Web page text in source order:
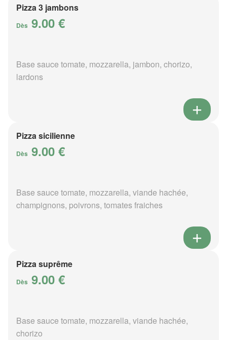
Pizza 3 jambons
Dès 9.00 €
Base sauce tomate, mozzarella, jambon, chorizo,
lardons
Pizza sicilienne
Dès 9.00 €
Base sauce tomate, mozzarella, viande hachée,
champignons, poivrons, tomates fraiches
Pizza suprême
Dès 9.00 €
Base sauce tomate, mozzarella, viande hachée,
chorizo